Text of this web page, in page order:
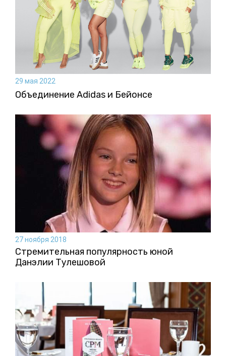
29 мая 2022
Объединение Adidas и Бейонсе
27 ноября 2018
Стремительная популярность юной
Данэлии Тулешовой